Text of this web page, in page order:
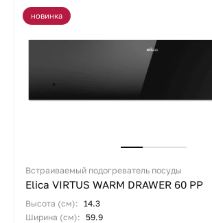
новинка
Встраиваемый подогреватель посуды
Elica VIRTUS WARM DRAWER 60 PP
Высота (см): 14.3
Ширина (см): 59.9